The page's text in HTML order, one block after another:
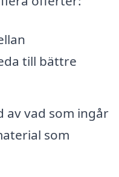
till bättre
av vad som ingår
som